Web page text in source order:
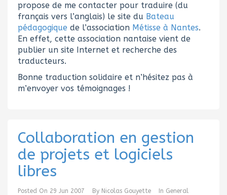
propose de me contacter pour traduire (du
français vers l’anglais) le site du Bateau
pédagogique de l’association Métisse à Nantes.
En effet, cette association nantaise vient de
publier un site Internet et recherche des
traducteurs.
Bonne traduction solidaire et n’hésitez pas à
m’envoyer vos témoignages !
Collaboration en gestion
de projets et logiciels
libres
Posted On 29 Jun 2007 By Nicolas Gouyette In General